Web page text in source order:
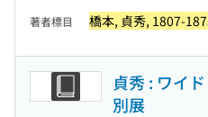
著者標目 橋本, 貞秀, 1807-
貞秀 : ワイ
別展